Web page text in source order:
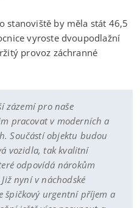
stanoviště by měla stát 46,5
vyroste dvoupodlažní
provoz záchranné
zázemí pro naše
pracovat v moderních a
Součástí objektu budou
vozidla, tak kvalitní
odpovídá nárokům
nyní v náchodské
špičkový urgentní příjem a